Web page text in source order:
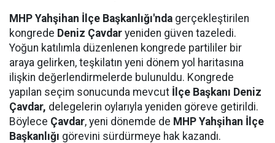
MHP Yahşihan İlçe Başkanlığı'nda gerçekleştirilen
kongrede Deniz Çavdar yeniden güven tazeledi.
Yoğun katılımla düzenlenen kongrede partililer bir
araya gelirken, teşkilatın yeni dönem yol haritasına
ilişkin değerlendirmelerde bulunuldu. Kongrede
yapılan seçim sonucunda mevcut İlçe Başkanı Deniz
Çavdar, delegelerin oylarıyla yeniden göreve getirildi.
Böylece Çavdar, yeni dönemde de MHP Yahşihan İlçe
Başkanlığı görevini sürdürmeye hak kazandı.